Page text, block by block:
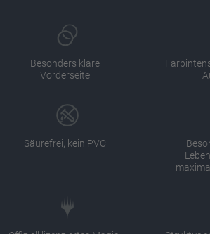
Besonders klare
Vorderseite
Säurefrei, kein PVC